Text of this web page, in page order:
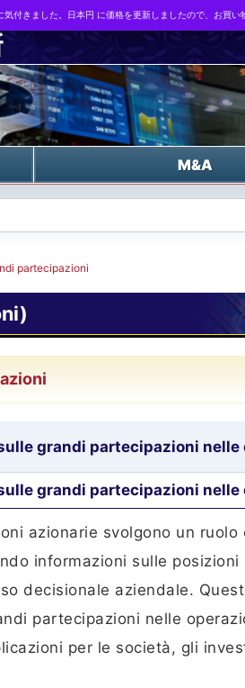
M&A
partecipazioni
grandi partecipazioni nelle
grandi partecipazioni nelle
azionarie svolgono un
informazioni sulle
decisionale aziendale.
partecipazioni nelle
per le società, gli
付きました。日本円 に価格を更新しましたので、お買い